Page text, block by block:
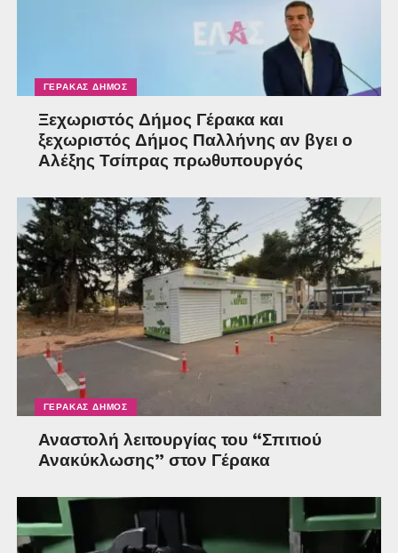
ΓΈΡΑΚΑΣ ΔΉΜΟΣ
Ξεχωριστός Δήμος Γέρακα και
ξεχωριστός Δήμος Παλλήνης αν βγει ο
Αλέξης Τσίπρας πρωθυπουργός
ΓΈΡΑΚΑΣ ΔΉΜΟΣ
Αναστολή λειτουργίας του “Σπιτιού
Ανακύκλωσης” στον Γέρακα